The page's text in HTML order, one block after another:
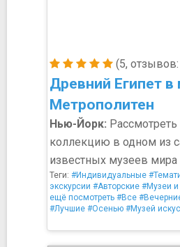
(5, отзывов:
Древний Египет в
Метрополитен
Нью-Йорк:
коллекцию в одном из
известных музеев мира
Теги: #Индивидуальные
экскурсии #Авторские #Музеи и
ещё посмотреть #Все
#Лучшие #Осенью #Музей